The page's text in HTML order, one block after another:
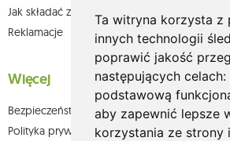
Ta witryna korzysta z
innych technologii
poprawić jakość
następujących celach:
podstawową
aby zapewnić lepsze
korzystania ze strony
Jak składać zamówienia w sklepie olium.pl?
Reklamacje
Więcej
Bezpieczeństwo płatności
Polityka prywatności